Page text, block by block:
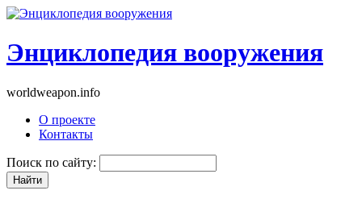
Энциклопедия вооружения
worldweapon.info
О проекте
Контакты
Поиск по сайту: